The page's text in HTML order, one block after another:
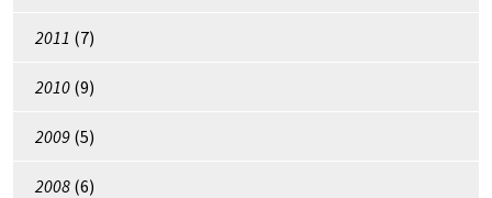
2011 (7)
2010 (9)
2009 (5)
2008 (6)